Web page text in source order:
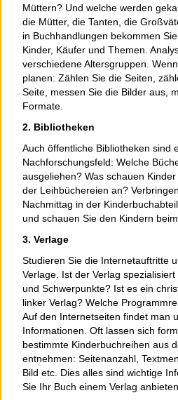
Müttern? Und welche werden
die Mütter, die Tanten, die
in Buchhandlungen bekommen
Kinder, Käufer und Themen.
verschiedene Altersgruppen.
planen: Zählen Sie die Seiten,
Seite, messen Sie die Bilder aus,
Formate.
2. Bibliotheken
Auch öffentliche Bibliotheken sind
Nachforschungsfeld: Welche
ausgeliehen? Was schauen
der Leihbüchereien an?
Nachmittag in der
und schauen Sie den Kindern
3. Verlage
Studieren Sie die Internetauftritte
Verlage. Ist der Verlag
und Schwerpunkte? Ist es ein
linker Verlag? Welche
Auf den Internetseiten findet man
Informationen. Oft lassen sich
bestimmte Kinderbuchreihen aus
entnehmen: Seitenanzahl,
Bild etc. Dies alles sind wichtige
Sie Ihr Buch einem Verlag anbieten.